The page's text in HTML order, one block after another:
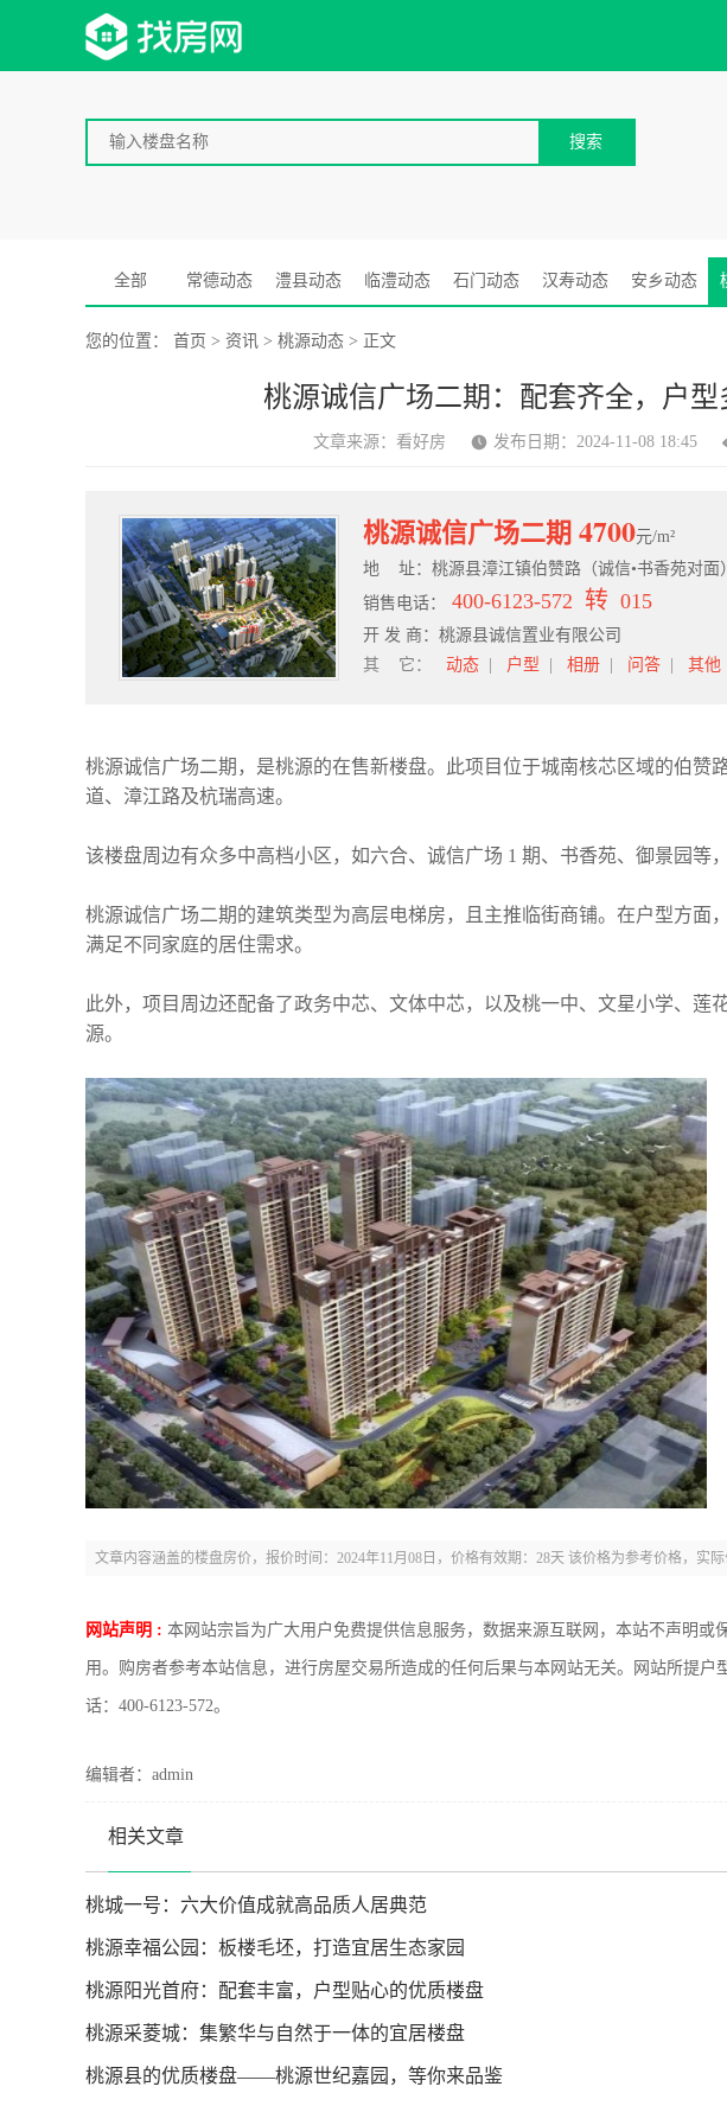
全部 常德动态 澧县动态 临澧动态 石门动态 汉寿动态 安乡动态
您的位置： 首页 > 资讯 > 桃源动态 > 正文
桃源诚信广场二期：配套齐全，户
文章来源：看好房 发布日期：2024-11-08 18:45
桃源诚信广场二期 4700元/m²
地
址：桃源县漳江镇伯赞路（诚信•书香苑对面）
销售电话：
400-6123-572 转 015
开 发 商：桃源县诚信置业有限公司
其
它： 动态 户型 相册 问答 其他
桃源诚信广场二期，是桃源的在售新楼盘。此项目位于城南核芯区域的伯赞
道、漳江路及杭瑞高速。
该楼盘周边有众多中高档小区，如六合、诚信广场 1 期、书香苑、御景园等
桃源诚信广场二期的建筑类型为高层电梯房，且主推临街商铺。在户型方面
满足不同家庭的居住需求。
此外，项目周边还配备了政务中芯、文体中芯，以及桃一中、文星小学、莲
源。
文章内容涵盖的楼盘房价，报价时间：2024年11月08日，价格有效期：28天 该价格为参考价格，实际
网站声明 : 本网站宗旨为广大用户免费提供信息服务，数据来源互联网，本站不声明或
用。购房者参考本站信息，进行房屋交易所造成的任何后果与本网站无关。网站所提
话：400-6123-572。
编辑者：admin
相关文章
桃城一号：六大价值成就高品质人居典范
桃源幸福公园：板楼毛坯，打造宜居生态家园
桃源阳光首府：配套丰富，户型贴心的优质楼盘
桃源采菱城：集繁华与自然于一体的宜居楼盘
桃源县的优质楼盘——桃源世纪嘉园，等你来品鉴